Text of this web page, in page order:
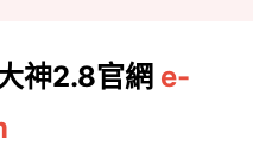
神2.8官網 e-